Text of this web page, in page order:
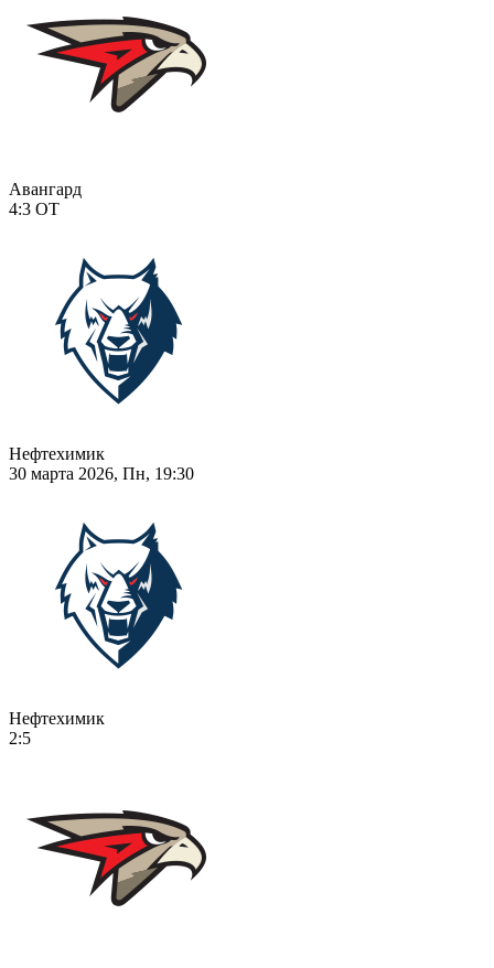
Авангард
4:3 ОТ
Нефтехимик
30 марта 2026, Пн, 19:30
Нефтехимик
2:5